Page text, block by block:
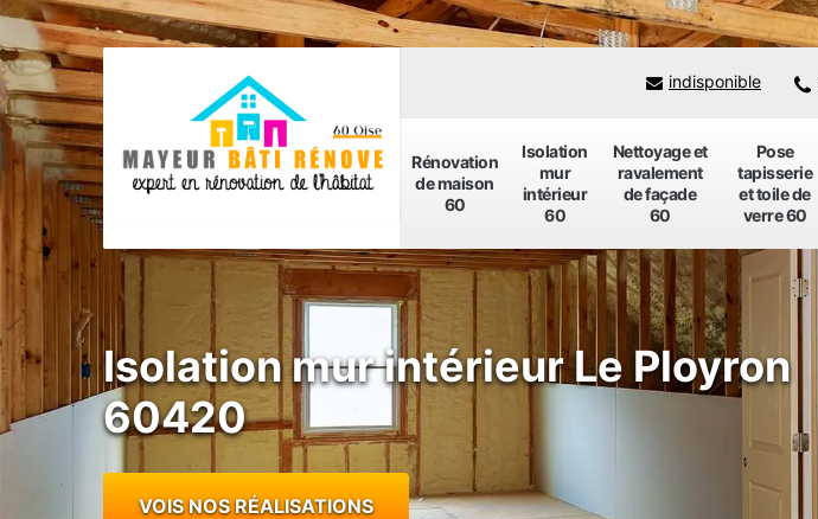
Rénovation
de maison
60
Isolation
mur
intérieur
60
Nettoyage et
ravalement
de façade
60
Pose
tapisserie
et toile de
verre 60
indisponible
Isolation mur intérieur Le Ployron
60420
VOIS NOS RÉALISATIONS